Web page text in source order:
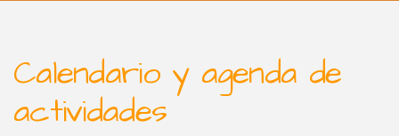
Calendario y agenda de
actividades